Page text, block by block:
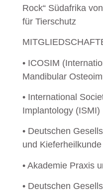
Rock“ Südafrika
für Tierschutz
• ICOSIM
Mandibular
• International
Implantology (ISMI)
• Deutschen
und
• Akademie Praxis
• Deutschen